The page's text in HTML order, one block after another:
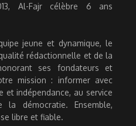
Al-Fajr célèbre 6 ans
jeune et dynamique, le
rédactionnelle et de la
ses fondateurs et
mission : informer avec
et indépendance, au service
démocratie. Ensemble,
libre et fiable.